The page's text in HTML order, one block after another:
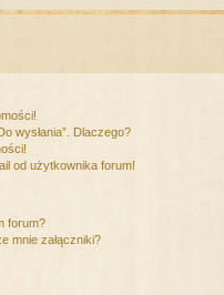
wysłania”. Dlaczego?
od użytkownika forum!
forum?
mnie załączniki?